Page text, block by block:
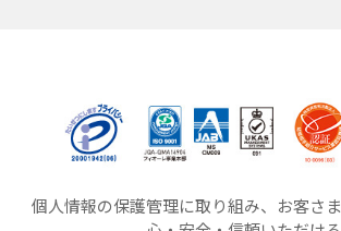
個人情報の保護管理に取り組み、お客さ